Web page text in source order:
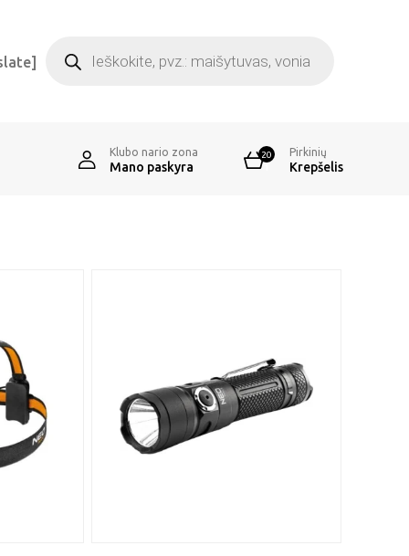
search
Klubo nario zona
Mano paskyra
20
Pirkinių
Krepšelis